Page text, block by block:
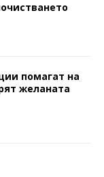
помагат на
желаната